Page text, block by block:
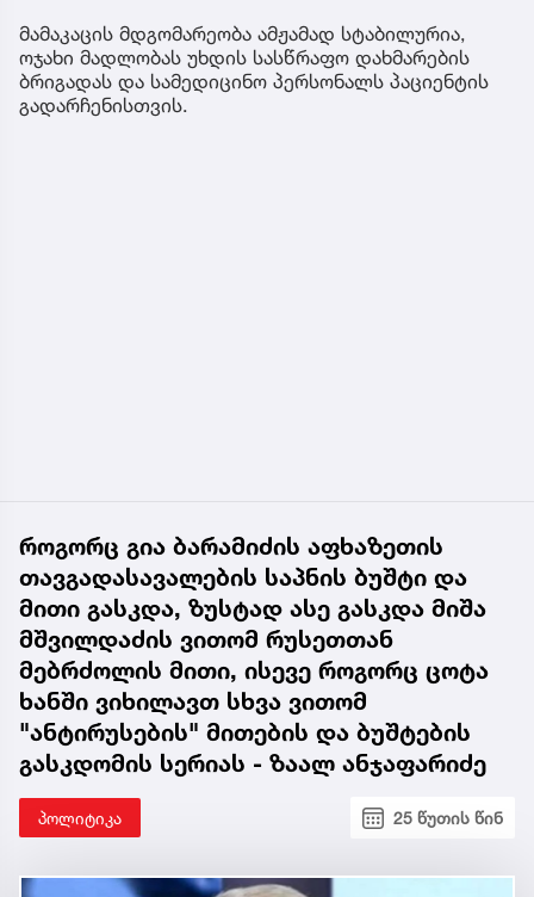
მამაკაცის მდგომარეობა ამჟამად სტაბილურია,
ოჯახი მადლობას უხდის სასწრაფო დახმარების
ბრიგადას და სამედიცინო პერსონალს პაციენტის
გადარჩენისთვის.
როგორც გია ბარამიძის აფხაზეთის
თავგადასავალების საპნის ბუშტი და
მითი გასკდა, ზუსტად ასე გასკდა მიშა
მშვილდაძის ვითომ რუსეთთან
მებრძოლის მითი, ისევე როგორც ცოტა
ხანში ვიხილავთ სხვა ვითომ
"ანტირუსების" მითების და ბუშტების
გასკდომის სერიას - ზაალ ანჯაფარიძე
პოლიტიკა 25 წუთის წინ